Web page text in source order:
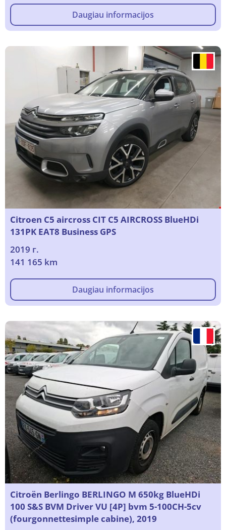
Daugiau informacijos
Citroen C5 aircross CIT C5 AIRCROSS BlueHDi
131PK EAT8 Business GPS
2019 г.
141 165 km
Daugiau informacijos
Citroën Berlingo BERLINGO M 650kg BlueHDi
100 S&S BVM Driver VU [4P] bvm 5-100CH-5cv
(fourgonnettesimple cabine), 2019